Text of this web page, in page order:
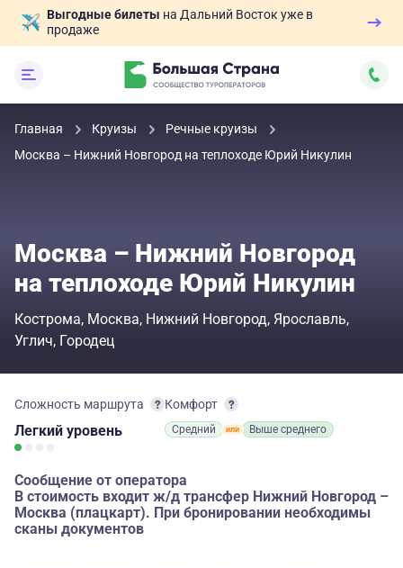
Выгодные билеты на Дальний Восток уже в
продаже
Главная Круизы
Речные круизы
Москва – Нижний Новгород на теплоходе Юрий Никулин
Москва – Нижний Новгород
на теплоходе Юрий Никулин
Кострома Москва Нижний Новгород Ярославль
Углич Городец
Сложность маршрута
Легкий уровень
Комфорт
Средний Выше среднего
Сообщение от оператора
В стоимость входит ж/д трансфер Нижний Новгород –
Москва (плацкарт). При бронировании необходимы
сканы документов